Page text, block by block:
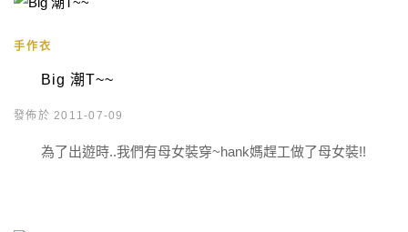
手作衣
Big 潮T~~
發佈於 2011-07-09
為了出遊時..我們有母女裝穿~hank媽趕工做了母女裝!!